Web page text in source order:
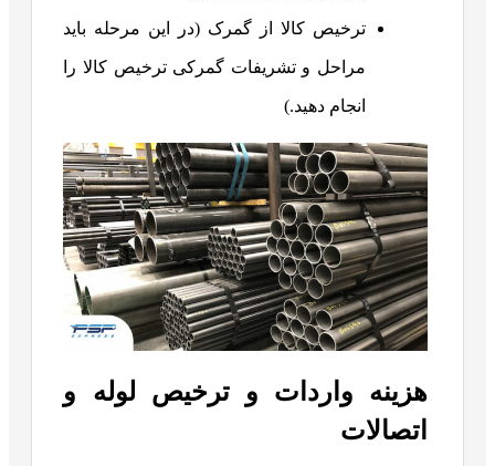
ترخیص کالا از گمرک (در این مرحله باید
مراحل و تشریفات گمرکی ترخیص کالا را
انجام دهید.)
هزینه واردات و ترخیص لوله و
اتصالات